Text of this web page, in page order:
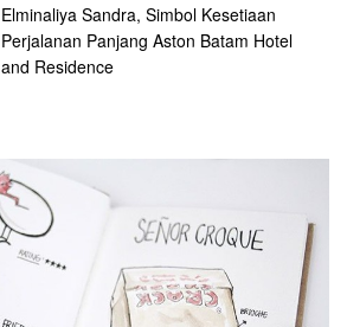
Elminaliya Sandra, Simbol Kesetiaan
Perjalanan Panjang Aston Batam Hotel
and Residence